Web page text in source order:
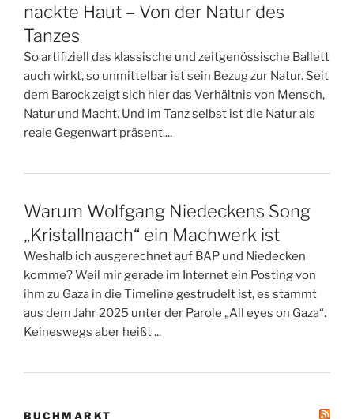
nackte Haut – Von der Natur des
Tanzes
So artifiziell das klassische und zeitgenössische Ballett
auch wirkt, so unmittelbar ist sein Bezug zur Natur. Seit
dem Barock zeigt sich hier das Verhältnis von Mensch,
Natur und Macht. Und im Tanz selbst ist die Natur als
reale Gegenwart präsent....
Warum Wolfgang Niedeckens Song
„Kristallnaach“ ein Machwerk ist
Weshalb ich ausgerechnet auf BAP und Niedecken
komme? Weil mir gerade im Internet ein Posting von
ihm zu Gaza in die Timeline gestrudelt ist, es stammt
aus dem Jahr 2025 unter der Parole „All eyes on Gaza“.
Keineswegs aber heißt ...
BUCHMARKT